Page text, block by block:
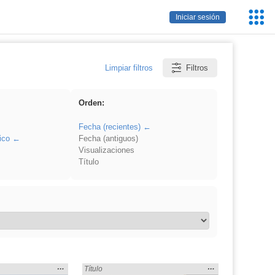
Iniciar sesión
Limpiar filtros Filtros
Orden:
Fecha (recientes)
Fecha (antiguos)
Visualizaciones
Título
en:
Mostrar
… Encontrado «islamismo» en:
Título
Mostrar
…